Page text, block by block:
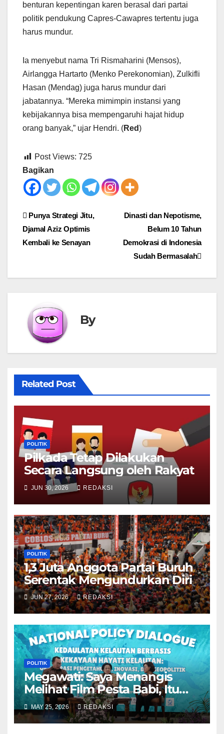
benturan kepentingan karen berasal dari partai
politik pendukung Capres-Cawapres tertentu juga
harus mundur.
Ia menyebut nama Tri Rismaharini (Mensos),
Airlangga Hartarto (Menko Perekonomian), Zulkifli
Hasan (Mendag) juga harus mundur dari
jabatannya. “Mereka mimimpin instansi yang
kebijakannya bisa mempengaruhi hajat hidup
orang banyak,” ujar Hendri. (Red)
Post Views: 725
Bagikan
Post
navigation
Dinasti dan Nepotisme,
Belum 10 Tahun
Demokrasi di Indonesia
Sudah Bermasalah
Punya Strategi Jitu,
Djamal Aziz Optimis
Kembali ke Senayan
By
Related Post
POLITIK
Pilkada Tetap Dilakukan
Secara Langsung oleh Rakyat
JUN 30, 2026 REDAKSI
POLITIK
1,3 Juta Anggota Partai Buruh
Serentak Mengundurkan Diri
JUN 27, 2026 REDAKSI
POLITIK
Megawati: Saya Menangis
Melihat Film Pesta Babi, Itu
Benar Adanya
MAY 25, 2026 REDAKSI